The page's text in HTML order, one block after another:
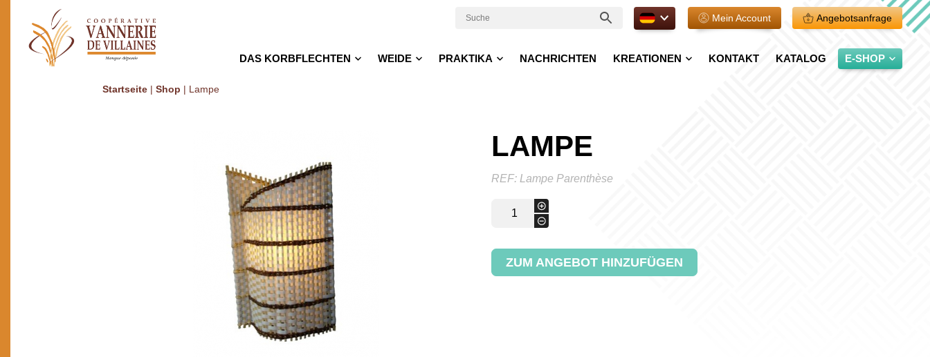
DE. Mein Account Angebotsanfrage
DAS KORBFLECHTEN WEIDE PRAKTIKA NACHRICHTEN KREATIONEN KONTAKT KATALOG E-SHOP
Startseite| Shop | Lampe
LAMPE
REF: Lampe Parenthèse
-
Menge
+
ZUM ANGEBOT HINZUFÜGEN